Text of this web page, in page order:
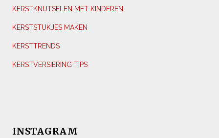
KERSTKNUTSELEN MET KINDEREN
KERSTSTUKJES MAKEN
KERSTTRENDS
KERSTVERSIERING TIPS
INSTAGRAM